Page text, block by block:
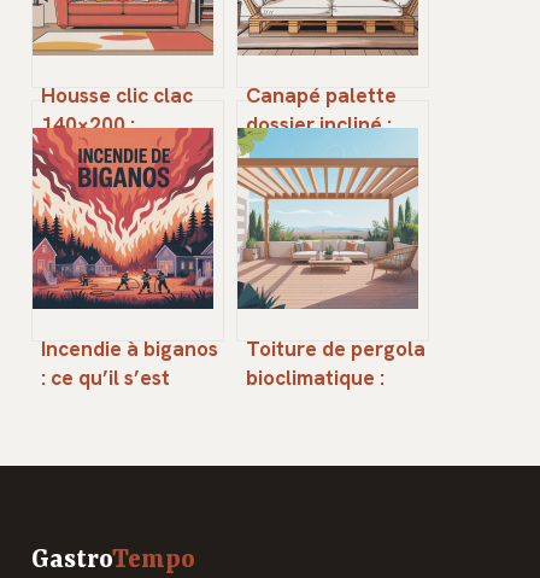
Housse clic clac
140×200 :
comment choisir le
bon modèle pour
votre canapé
Canapé palette
dossier incliné :
idées, plans et
réglages confort
Incendie à biganos
: ce qu’il s’est
Toiture de pergola
bioclimatique :
optimiser ?
GastroTempo